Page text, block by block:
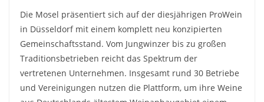
Die Mosel präsentiert sich auf der diesjährigen ProWein
in Düsseldorf mit einem komplett neu konzipierten
Gemeinschaftsstand. Vom Jungwinzer bis zu großen
Traditionsbetrieben reicht das Spektrum der
vertretenen Unternehmen. Insgesamt rund 30 Betriebe
und Vereinigungen nutzen die Plattform, um ihre Weine